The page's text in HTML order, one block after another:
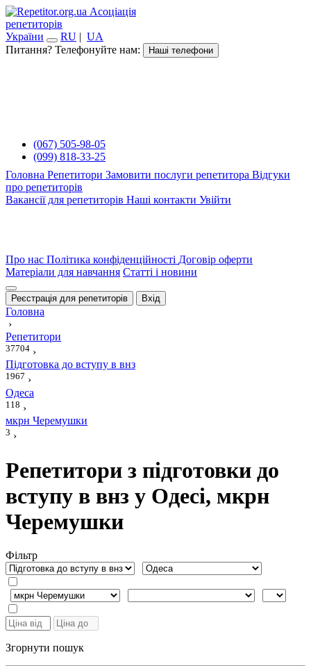
Асоціація
репетиторів
України
RU | UA
Питання? Телефонуйте нам:
Наші телефони
(067) 505-98-05
(099) 818-33-25
Головна Репетитори Замовити послуги репетитора Відгуки
про репетиторів
Вакансії для репетиторів Наші контакти Увійти
Про нас Політика конфіденційності Договір оферти
Матеріали для навчання Статті і новини
Реєстрація для репетиторів Вхід
Головна
›
Репетитори
37704 ›
Підготовка до вступу в внз
1967 ›
Одеса
118 ›
мкрн Черемушки
3 ›
Репетитори з підготовки до
вступу в внз у Одесі, мкрн
Черемушки
Фiльтр
Згорнути пошук